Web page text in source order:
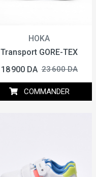
HOKA
Transport GORE-TEX
18 900 DA 23 600 DA
COMMANDER